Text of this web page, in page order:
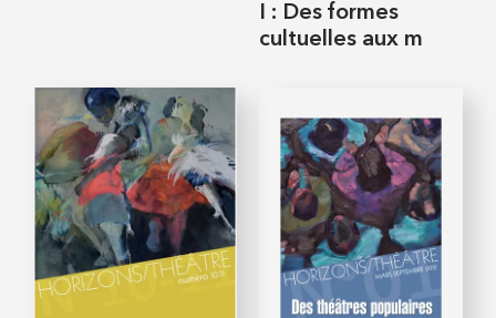
I : Des formes
cultuelles aux m